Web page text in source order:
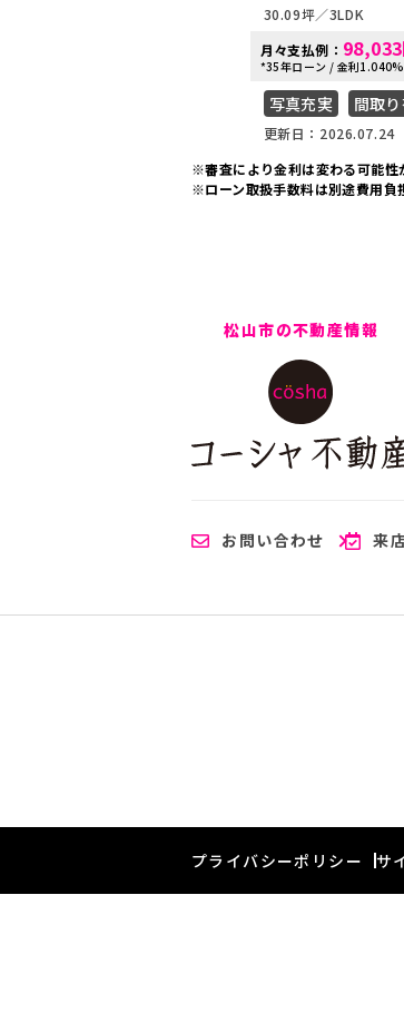
30.09坪
3LDK
月々支払例： 98,033
*35年ローン / 金利
写真充実 間取
更新日：2026.07.24
※審査により金利は変わる可能性
※ローン取扱手数料は別途費用負
松山市の不動産情報
お問い合わせ 来
プライバシーポリシー サ